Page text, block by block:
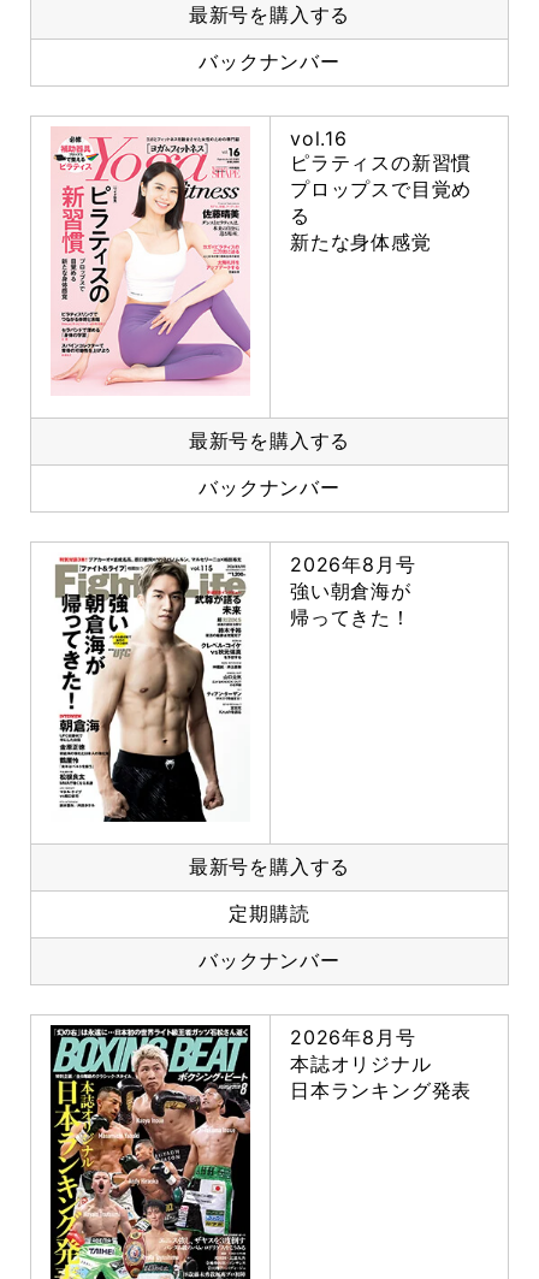
最新号を購入する
バックナンバー
vol.16
ピラティスの新習慣
プロップスで目覚め
る
新たな身体感覚
最新号を購入する
バックナンバー
2026年8月号
強い朝倉海が
帰ってきた！
最新号を購入する
定期購読
バックナンバー
2026年8月号
本誌オリジナル
日本ランキング発表